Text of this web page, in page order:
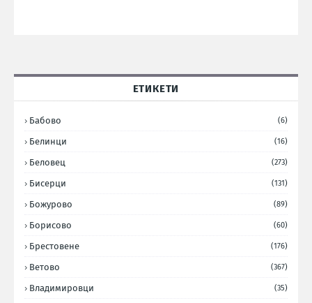
ЕТИКЕТИ
Бабово (6)
Белинци (16)
Беловец (273)
Бисерци (131)
Божурово (89)
Борисово (60)
Брестовене (176)
Ветово (367)
Владимировци (35)